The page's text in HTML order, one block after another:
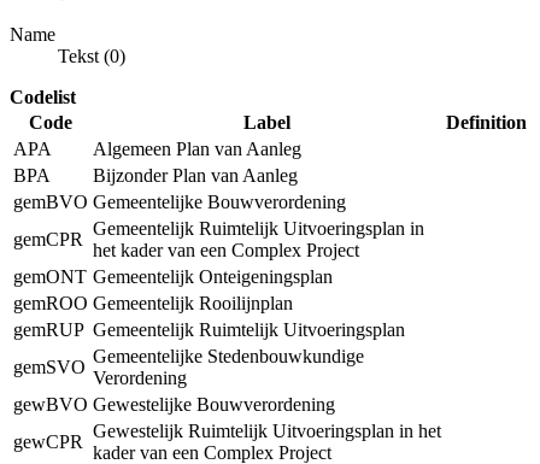
Name
Tekst (0)
Codelist
Code
Label
Definition
APA
Algemeen Plan van Aanleg
BPA
Bijzonder Plan van Aanleg
gemBVO Gemeentelijke Bouwverordening
gemCPR
Gemeentelijk Ruimtelijk Uitvoeringsplan in
het kader van een Complex Project
gemONT Gemeentelijk Onteigeningsplan
gemROO Gemeentelijk Rooilijnplan
gemRUP Gemeentelijk Ruimtelijk Uitvoeringsplan
gemSVO
Gemeentelijke Stedenbouwkundige
Verordening
gewBVO Gewestelijke Bouwverordening
gewCPR
Gewestelijk Ruimtelijk Uitvoeringsplan in het
kader van een Complex Project